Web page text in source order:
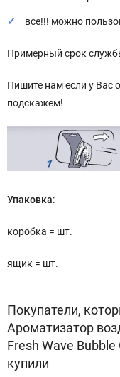
все!!! можно
Примерный срок
Пишите нам если у Вас
подскажем!
Упаковка:
коробка = шт.
ящик = шт.
Покупатели,
Ароматизатор
Fresh Wave
купили